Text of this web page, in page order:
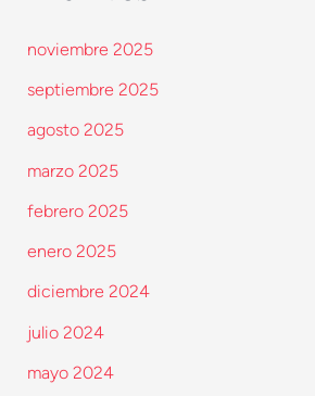
noviembre 2025
septiembre 2025
agosto 2025
marzo 2025
febrero 2025
enero 2025
diciembre 2024
julio 2024
mayo 2024